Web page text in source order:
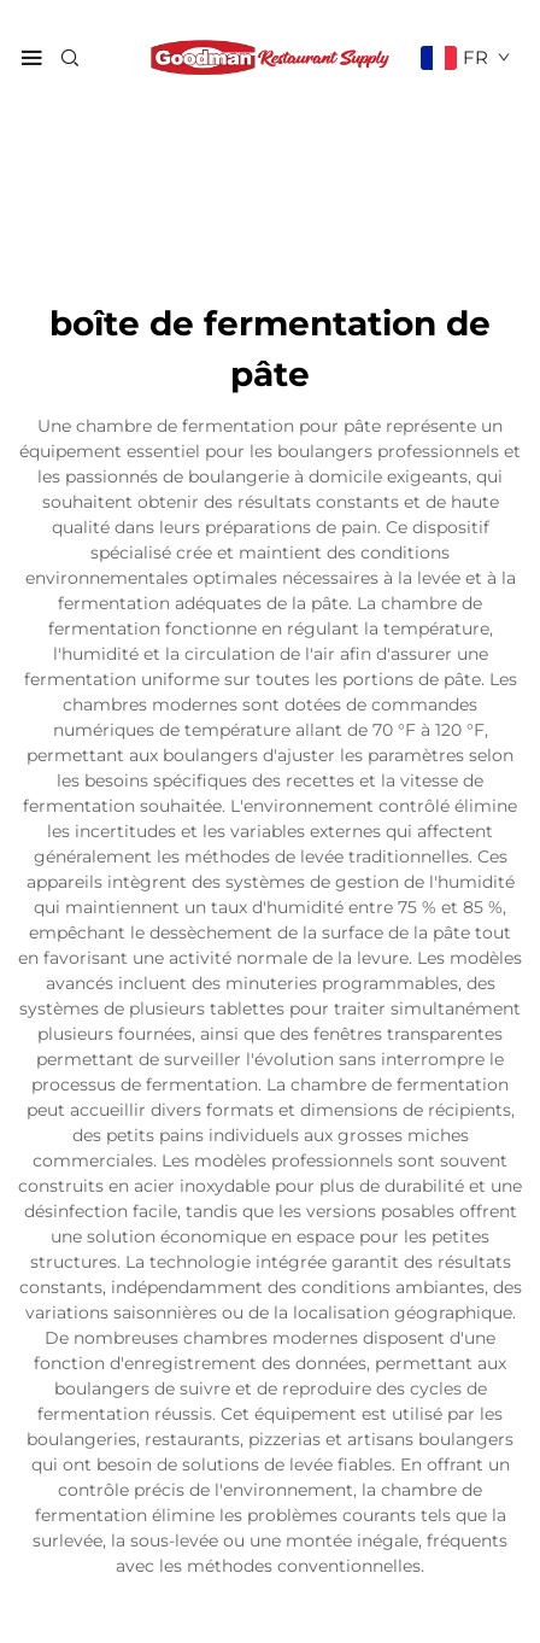
FR
boîte de fermentation de
pâte
Une chambre de fermentation pour pâte représente un
équipement essentiel pour les boulangers professionnels et
les passionnés de boulangerie à domicile exigeants, qui
souhaitent obtenir des résultats constants et de haute
qualité dans leurs préparations de pain. Ce dispositif
spécialisé crée et maintient des conditions
environnementales optimales nécessaires à la levée et à la
fermentation adéquates de la pâte. La chambre de
fermentation fonctionne en régulant la température,
l'humidité et la circulation de l'air afin d'assurer une
fermentation uniforme sur toutes les portions de pâte. Les
chambres modernes sont dotées de commandes
numériques de température allant de 70 °F à 120 °F,
permettant aux boulangers d'ajuster les paramètres selon
les besoins spécifiques des recettes et la vitesse de
fermentation souhaitée. L'environnement contrôlé élimine
les incertitudes et les variables externes qui affectent
généralement les méthodes de levée traditionnelles. Ces
appareils intègrent des systèmes de gestion de l'humidité
qui maintiennent un taux d'humidité entre 75 % et 85 %,
empêchant le dessèchement de la surface de la pâte tout
en favorisant une activité normale de la levure. Les modèles
avancés incluent des minuteries programmables, des
systèmes de plusieurs tablettes pour traiter simultanément
plusieurs fournées, ainsi que des fenêtres transparentes
permettant de surveiller l'évolution sans interrompre le
processus de fermentation. La chambre de fermentation
peut accueillir divers formats et dimensions de récipients,
des petits pains individuels aux grosses miches
commerciales. Les modèles professionnels sont souvent
construits en acier inoxydable pour plus de durabilité et une
désinfection facile, tandis que les versions posables offrent
une solution économique en espace pour les petites
structures. La technologie intégrée garantit des résultats
constants, indépendamment des conditions ambiantes, des
variations saisonnières ou de la localisation géographique.
De nombreuses chambres modernes disposent d'une
fonction d'enregistrement des données, permettant aux
boulangers de suivre et de reproduire des cycles de
fermentation réussis. Cet équipement est utilisé par les
boulangeries, restaurants, pizzerias et artisans boulangers
qui ont besoin de solutions de levée fiables. En offrant un
contrôle précis de l'environnement, la chambre de
fermentation élimine les problèmes courants tels que la
surlevée, la sous-levée ou une montée inégale, fréquents
avec les méthodes conventionnelles.